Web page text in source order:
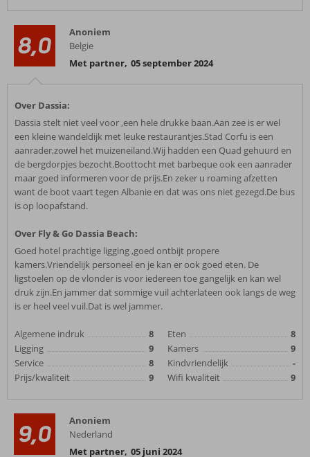
8,0
Anoniem
Belgie
Met partner, 05 september 2024
Over Dassia:
Dassia stelt niet veel voor ,een hele drukke baan.Aan zee is er wel
een kleine wandeldijk met leuke restaurantjes.Stad Corfu is een
aanrader,zowel het muizeneiland.Wij hadden een Quad gehuurd en
de bergdorpjes bezocht.Boottocht met barbeque ook een aanrader
maar goed informeren voor de prijs.En zeker u roaming afzetten
want de boot vaart tegen Albanie en dat was ons niet gezegd.De bus
is op loopafstand.
Over Fly & Go Dassia Beach:
Goed hotel prachtige ligging ,goed ontbijt propere
kamers.Vriendelijk personeel en je kan er ook goed eten. De
ligstoelen op de vlonder is voor iedereen toe gangelijk en kan wel
druk zijn.En jammer dat sommige vuil achterlateen ook langs de weg
is er heel veel vuil.Dat is wel jammer.
Algemene indruk
8
Ligging
9
Service
8
Prijs/kwaliteit
9
Eten
8
Kamers
9
Kindvriendelijk
-
Wifi kwaliteit
9
9,0
Anoniem
Nederland
Met partner, 05 juni 2024